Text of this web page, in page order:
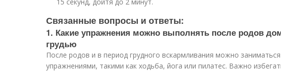
Связанные вопросы и ответы:
1. Какие упражнения можно выполнять после родов
грудью
После родов и в период грудного вскармливания можно
упражнениями, такими как ходьба, йога или пилатес. Важно